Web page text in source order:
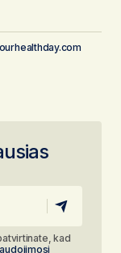
kad